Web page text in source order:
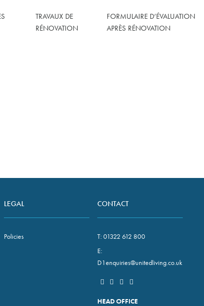
TRAVAUX DE
RÉNOVATION
FORMULAIRE D’ÉVALUATION
APRÈS RÉNOVATION
United Living
LEGAL
Policies
CONTACT
T:01322 612 800
E:
D1enquiries@unitedliving.co.uk
HEAD OFFICE